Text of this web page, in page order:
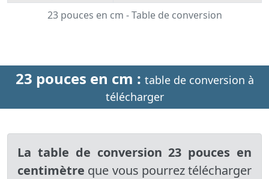
23 pouces en cm - Table de conversion
23 pouces en cm : table de conversion à
télécharger
La table de conversion 23 pouces en
centimètre que vous pourrez télécharger